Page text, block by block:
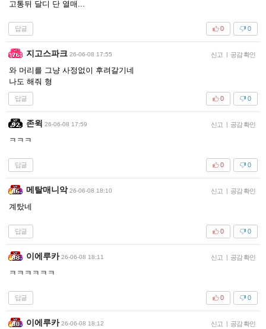
고통뒤 달디 단 열매...
답글 0
0
지고스파크 26-06-08 17:55 신고 | 공감 확인
와 머리를 그냥 사정없이 후려갈기네
나도 해줘 형
답글 0
0
존윅 26-06-08 17:59 신고 | 공감 확인
ㅋㅋㅋ
답글 0
0
메탈매니악 26-06-08 18:10 신고 | 공감 확인
계탔네
답글 0
0
이에루카 26-06-08 18:11 신고 | 공감 확인
ㅋㅋㅋㅋㅋㅋ
답글 0
0
이에루카 26-06-08 18:12 신고 | 공감 확인